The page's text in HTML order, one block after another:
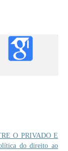
O PRIVADO E
do direito ao